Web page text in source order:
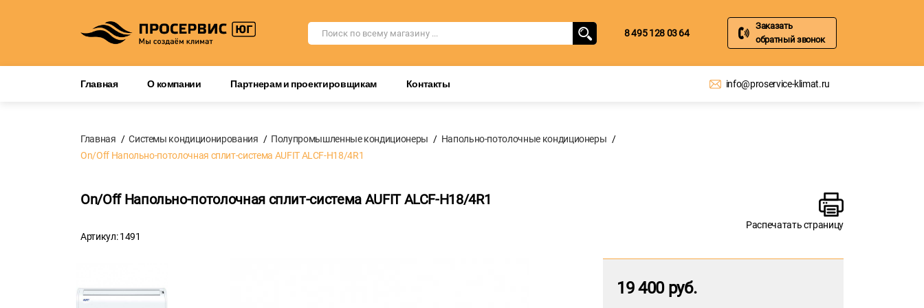
8 495 128 03 64
Заказать
обратный звонок
Главная О компании Партнерам и проектировщикам Контакты info@proservice-klimat.ru
Главная Системы кондиционирования Полупромышленные кондиционеры
Напольно-потолочные кондиционеры
On/Off Напольно-потолочная сплит-система AUFIT ALCF-H18/4R1
On/Off Напольно-потолочная сплит-система AUFIT ALCF-H18/4R1
Артикул: 1491
Распечатать страницу
19 400 руб.